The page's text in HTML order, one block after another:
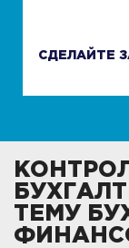
СДЕЛАЙТЕ
ТЕМУ